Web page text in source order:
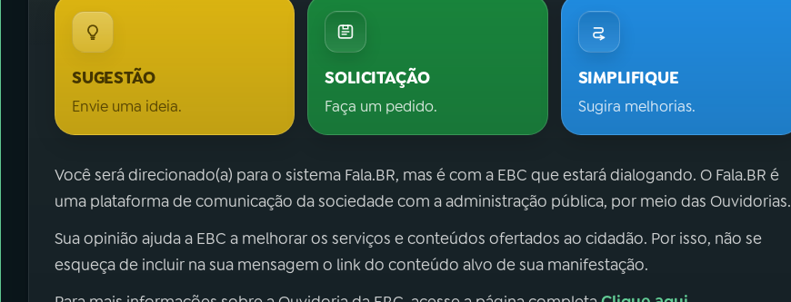
SUGESTÃO
Envie uma ideia.
SOLICITAÇÃO
Faça um pedido.
SIMPLIFIQUE
Sugira melhorias.
Você será direcionado(a) para o sistema Fala.BR, mas é com a EBC que estará dialogando. O Fala.BR é
uma plataforma de comunicação da sociedade com a administração pública, por meio das Ouvidorias.
Sua opinião ajuda a EBC a melhorar os serviços e conteúdos ofertados ao cidadão. Por isso, não se
esqueça de incluir na sua mensagem o link do conteúdo alvo de sua manifestação.